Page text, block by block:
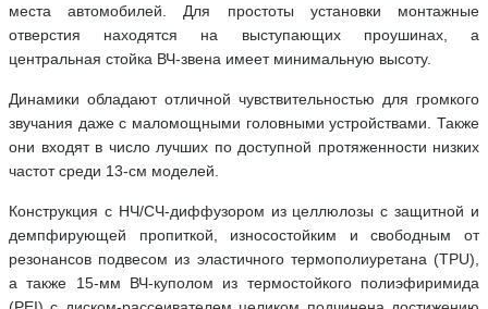
места автомобилей. Для простоты установки монтажные
отверстия находятся на выступающих проушинах, а
центральная стойка ВЧ-звена имеет минимальную высоту.
Динамики обладают отличной чувствительностью для громкого
звучания даже с маломощными головными устройствами. Также
они входят в число лучших по доступной протяженности низких
частот среди 13-см моделей.
Конструкция с НЧ/СЧ-диффузором из целлюлозы с защитной и
демпфирующей пропиткой, износостойким и свободным от
резонансов подвесом из эластичного термополиуретана (TPU),
а также 15-мм ВЧ-куполом из термостойкого полиэфиримида